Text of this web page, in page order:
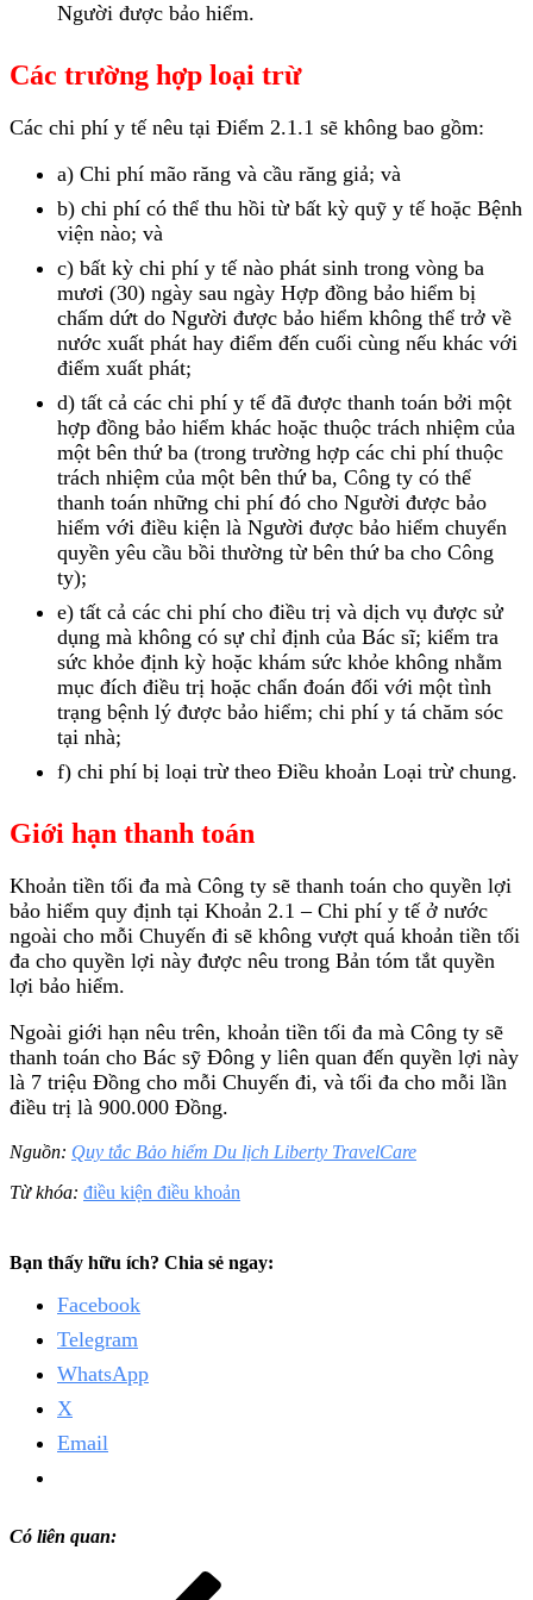
Người được bảo hiểm.
Các trường hợp loại trừ
Các chi phí y tế nêu tại Điểm 2.1.1 sẽ không bao gồm:
a) Chi phí mão răng và cầu răng giả; và
b) chi phí có thể thu hồi từ bất kỳ quỹ y tế hoặc Bệnh
viện nào; và
c) bất kỳ chi phí y tế nào phát sinh trong vòng ba
mươi (30) ngày sau ngày Hợp đồng bảo hiểm bị
chấm dứt do Người được bảo hiểm không thể trở về
nước xuất phát hay điểm đến cuối cùng nếu khác với
điểm xuất phát;
d) tất cả các chi phí y tế đã được thanh toán bởi một
hợp đồng bảo hiểm khác hoặc thuộc trách nhiệm của
một bên thứ ba (trong trường hợp các chi phí thuộc
trách nhiệm của một bên thứ ba, Công ty có thể
thanh toán những chi phí đó cho Người được bảo
hiểm với điều kiện là Người được bảo hiểm chuyển
quyền yêu cầu bồi thường từ bên thứ ba cho Công
ty);
e) tất cả các chi phí cho điều trị và dịch vụ được sử
dụng mà không có sự chỉ định của Bác sĩ; kiểm tra
sức khỏe định kỳ hoặc khám sức khỏe không nhằm
mục đích điều trị hoặc chẩn đoán đối với một tình
trạng bệnh lý được bảo hiểm; chi phí y tá chăm sóc
tại nhà;
f) chi phí bị loại trừ theo Điều khoản Loại trừ chung.
Giới hạn thanh toán
Khoản tiền tối đa mà Công ty sẽ thanh toán cho quyền lợi
bảo hiểm quy định tại Khoản 2.1 – Chi phí y tế ở nước
ngoài cho mỗi Chuyến đi sẽ không vượt quá khoản tiền tối
đa cho quyền lợi này được nêu trong Bản tóm tắt quyền
lợi bảo hiểm.
Ngoài giới hạn nêu trên, khoản tiền tối đa mà Công ty sẽ
thanh toán cho Bác sỹ Đông y liên quan đến quyền lợi này
là 7 triệu Đồng cho mỗi Chuyến đi, và tối đa cho mỗi lần
điều trị là 900.000 Đồng.
Nguồn: Quy tắc Bảo hiểm Du lịch Liberty TravelCare
Từ khóa: điều kiện điều khoản
Bạn thấy hữu ích? Chia sẻ ngay:
Facebook
Telegram
WhatsApp
X
Email
Có liên quan: